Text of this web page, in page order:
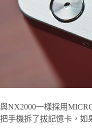
與NX2000一樣採用
把手機拆了拔記憶卡，如